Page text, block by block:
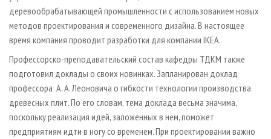
деревообрабатывающей промышленности с использованием новых
методов проектирования и современного дизайна. В настоящее
время компания проводит разработки для компании IKEA.
Профессорско-преподавательский состав кафедры ТДКМ также
подготовил доклады о своих новинках. Запланирован доклад
профессора А. А. Леоновича о гибкости технологии производства
древесных плит. По его словам, тема доклада весьма значима,
поскольку реализация идей, заложенных в нем, поможет
предприятиям идти в ногу со временем. При проектировании важно